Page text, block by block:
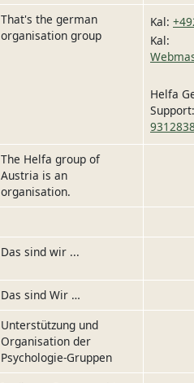
That's the german
organisation group
Kal:
Kal:
Helfa
Support
The Helfa group of
Austria is an
organisation.
Das sind wir ...
Das sind Wir …
Unterstützung und
Organisation der
Psychologie-Gruppen